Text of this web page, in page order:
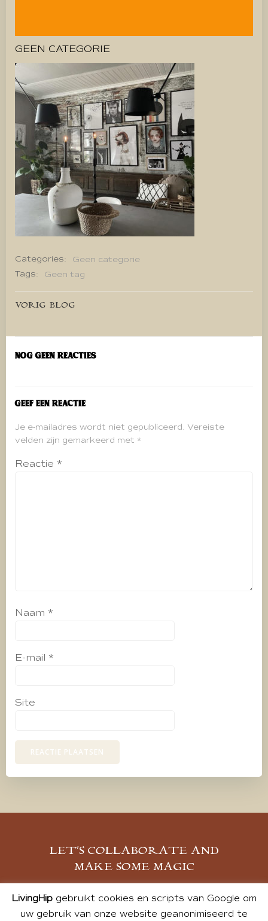
GEEN CATEGORIE
Categories:
Geen categorie
Tags:
Geen tag
Bericht
navigatie
VORIG BLOG
Nog geen reacties
Geef een reactie
Je e-mailadres wordt niet gepubliceerd. Vereiste
velden zijn gemarkeerd met *
Reactie *
Naam *
E-mail *
Site
LET’S COLLABORATE AND
MAKE SOME MAGIC
MELD JE AAN
LivingHipgebruikt cookies en scripts van Google om
uw gebruik van onze website geanonimiseerd te